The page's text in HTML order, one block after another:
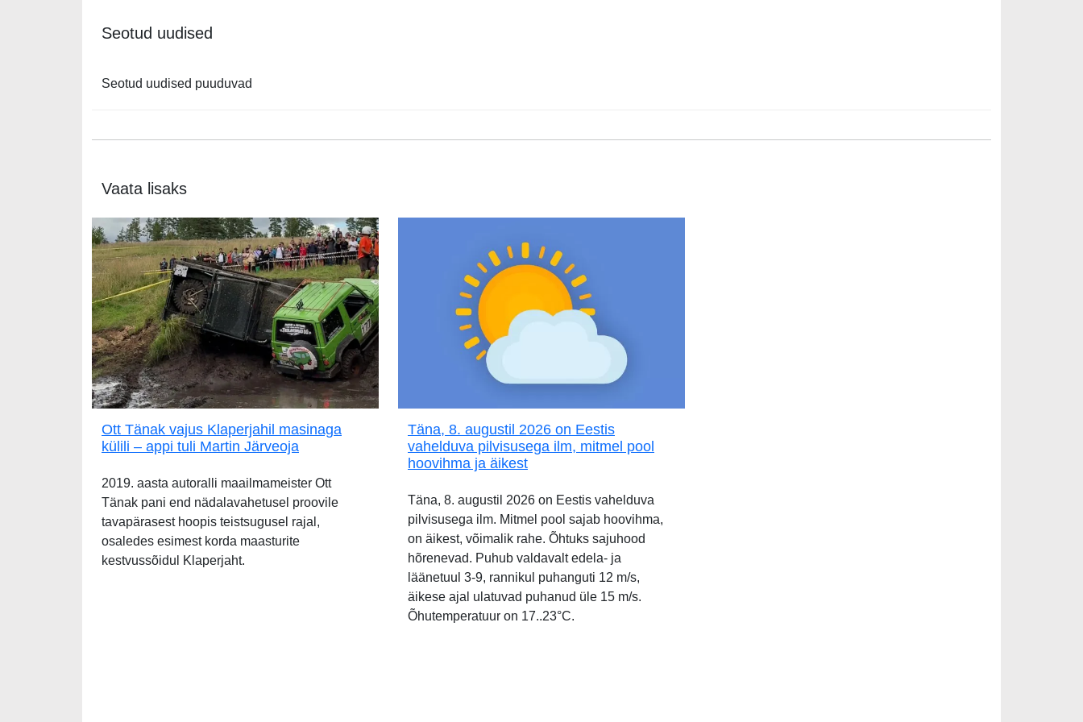
Seotud uudised
Seotud uudised puuduvad
Vaata lisaks
Ott Tänak vajus Klaperjahil masinaga
külili – appi tuli Martin Järveoja
2019. aasta autoralli maailmameister Ott
Tänak pani end nädalavahetusel proovile
tavapärasest hoopis teistsugusel rajal,
osaledes esimest korda maasturite
kestvussõidul Klaperjaht.
Täna, 8. augustil 2026 on Eestis
vahelduva pilvisusega ilm, mitmel pool
hoovihma ja äikest
Täna, 8. augustil 2026 on Eestis vahelduva
pilvisusega ilm. Mitmel pool sajab hoovihma,
on äikest, võimalik rahe. Õhtuks sajuhood
hõrenevad. Puhub valdavalt edela- ja
läänetuul 3-9, rannikul puhanguti 12 m/s,
äikese ajal ulatuvad puhanud üle 15 m/s.
Õhutemperatuur on 17..23°C.